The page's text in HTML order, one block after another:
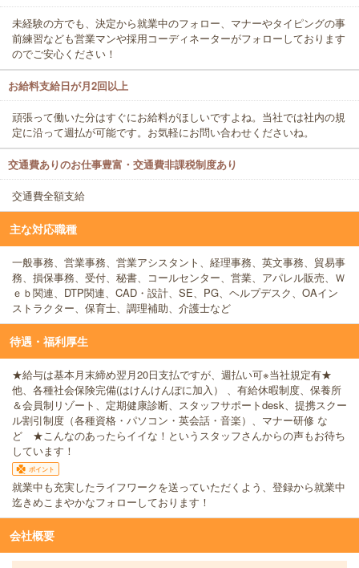
未経験の方でも、決定から就業中のフォロー、マナーやタイピングの事
前練習なども営業マンや採用コーディネーターがフォローしております
のでご安心ください！
お給料支給日が月2回以上
頑張って働いた分はすぐにお給料がほしいですよね。当社では社内の規
定に沿って週払が可能です。お気軽にお問い合わせくださいね。
交通費ありのお仕事豊富・交通費非課税制度あり
交通費全額支給
主な対応職種
一般事務、営業事務、営業アシスタント、経理事務、英文事務、貿易事
務、損保事務、受付、秘書、コールセンター、営業、アパレル販売、Ｗ
ｅｂ関連、DTP関連、CAD・設計、SE、PG、ヘルプデスク、OAイン
ストラクター、保育士、調理補助、介護士など
待遇・福利厚生
★給与は基本月末締め翌月20日支払ですが、週払い可※当社規定有★
他、各種社会保険完備(はけんけんぽに加入） 、有給休暇制度、保養所
＆会員制リゾート、定期健康診断、スタッフサポートdesk、提携スクー
ル割引制度（各種資格・パソコン・英会話・音楽）、マナー研修 な
ど ★こんなのあったらイイな！というスタッフさんからの声もお待ち
しています！
ポイント
就業中も充実したライフワークを送っていただくよう、登録から就業中
迄きめこまやかなフォローしております！
会社概要